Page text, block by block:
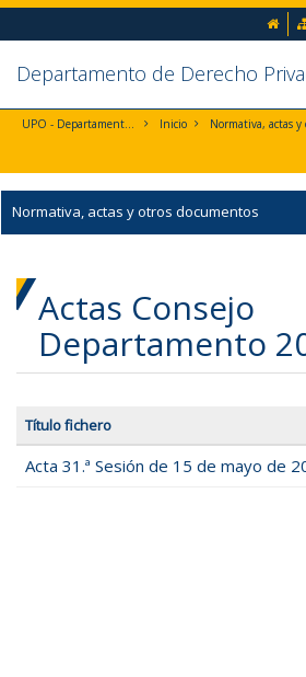
Ir al contenido principal de la página (alt
Ir a la cabecera de la página (alt + c)
Ir al pie de la página (alt + p)
Ir al menú principal (alt + u)
Departamento de Derecho
UPO - Departamento de Derecho Privado Inicio
Normativa, actas y otros documentos
Actas Consejo
Departamento
Título fichero
Acta 31.ª Sesión de 15 de mayo de